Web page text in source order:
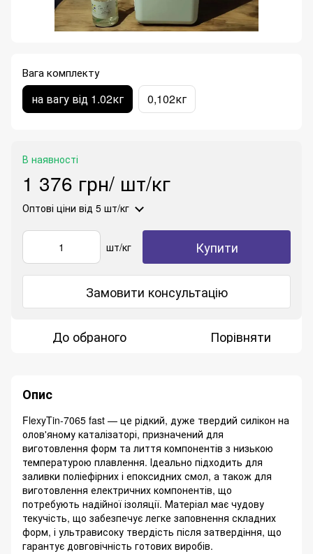
Вага комплекту
на вагу від 1.02кг 0,102кг
В наявності
1 376 грн/ шт/кг
Оптові ціни від 5 шт/кг
шт/кг Купити
Замовити консультацію
До обраного Порівняти
Опис
FlexyTin-7065 fast — це рідкий, дуже твердий силікон на
олов'яному каталізаторі, призначений для
виготовлення форм та лиття компонентів з низькою
температурою плавлення. Ідеально підходить для
заливки поліефірних і епоксидних смол, а також для
виготовлення електричних компонентів, що
потребують надійної ізоляції. Матеріал має чудову
текучість, що забезпечує легке заповнення складних
форм, і ультрависоку твердість після затвердіння, що
гарантує довговічність готових виробів.